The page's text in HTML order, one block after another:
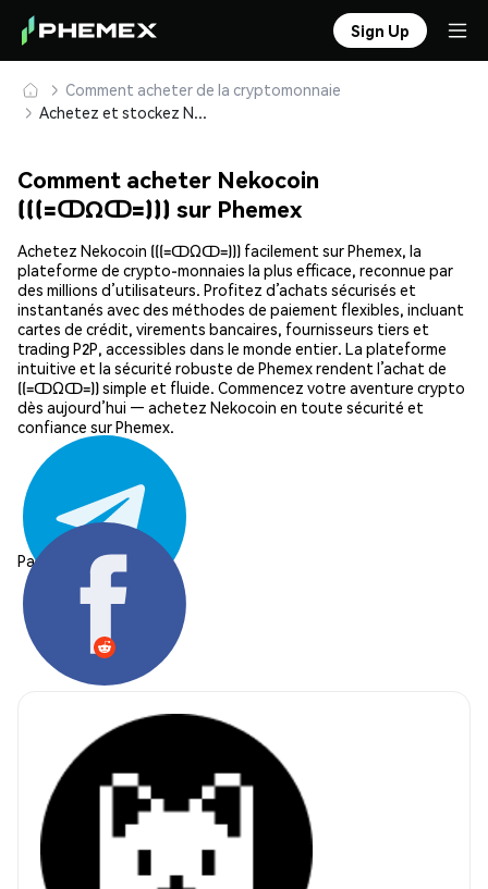
Sign Up
Comment acheter de la cryptomonnaie
Achetez et stockez Nekocoin (((=ↀΩↀ=))) en toute sécurité
Comment acheter Nekocoin
(((=ↀΩↀ=))) sur Phemex
Achetez Nekocoin (((=ↀΩↀ=))) facilement sur Phemex, la
plateforme de crypto-monnaies la plus efficace, reconnue par
des millions d’utilisateurs. Profitez d’achats sécurisés et
instantanés avec des méthodes de paiement flexibles, incluant
cartes de crédit, virements bancaires, fournisseurs tiers et
trading P2P, accessibles dans le monde entier. La plateforme
intuitive et la sécurité robuste de Phemex rendent l’achat de
((=ↀΩↀ=)) simple et fluide. Commencez votre aventure crypto
dès aujourd’hui — achetez Nekocoin en toute sécurité et
confiance sur Phemex.
Partager: